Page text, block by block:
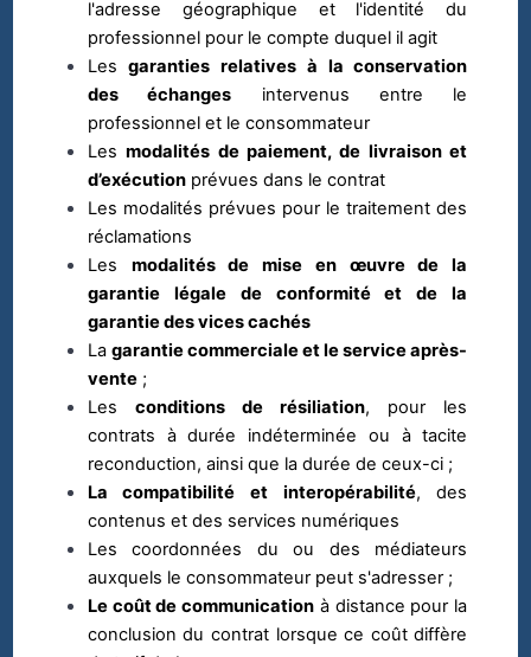
l'adresse géographique et l'identité du
professionnel pour le compte duquel il agit
Lesgaranties relatives à la conservation
des échanges intervenus entre le
professionnel et le consommateur
Lesmodalités de paiement, de livraison et
d’exécutionprévues dans le contrat
Les modalités prévues pour le traitement des
réclamations
Les modalités de mise en œuvre de la
garantie légale de conformité et de la
garantie des vices cachés
La garantie commerciale et le service après-
vente;
Les conditions de résiliation, pour les
contrats à durée indéterminée ou à tacite
reconduction, ainsi que la durée de ceux-ci ;
La compatibilité et interopérabilité, des
contenus et des services numériques
Les coordonnées du ou des médiateurs
auxquels le consommateur peut s'adresser ;
Le coût de communication à distance pour la
conclusion du contrat lorsque ce coût diffère